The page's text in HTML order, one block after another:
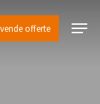
offerte Menu